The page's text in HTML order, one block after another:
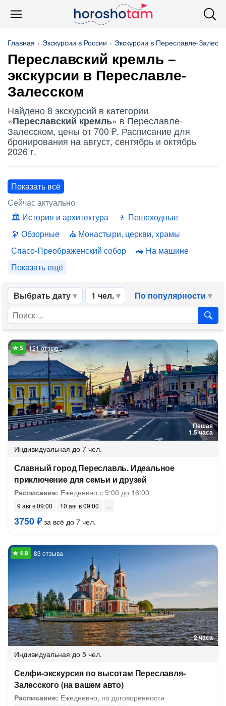
Главная Экскурсии в России Экскурсии в Переславле-
Переславский кремль –
экскурсии в Переславле-
Залесском
Найдено 8 экскурсий в категории
«Переславский кремль» в Переславле-
Залесском, цены от 700 ₽. Расписание для
бронирования на август, сентябрь и октябрь
2026 г.
Показать всё
Сейчас актуально
История и архитектура
Пешеходные
Обзорные
Монастыри, церкви, храмы
Спасо-Преображенский собор
На машине
Показать ещё
Выбрать дату 1 чел. По популярности
Пешая
1.5 часа
121 отзыв
Индивидуальная до 7 чел.
Славный город Переславль. Идеальное
приключение для семьи и друзей
Расписание: Ежедневно с 9:00 до 16:00
9 авг в 09:00 10 авг в 09:00
3750 ₽за всё до 7 чел.
2 часа
83 отзыва
Индивидуальная до 5 чел.
Селфи-экскурсия по высотам Переславля-
Залесского (на вашем авто)
Расписание: Ежедневно, по договоренности